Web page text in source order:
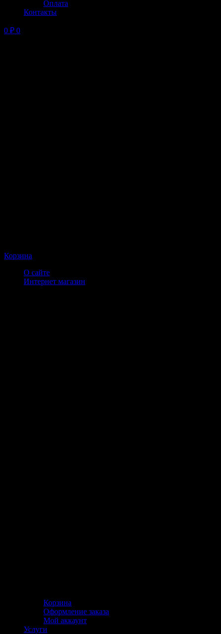
Оплата
Контакты
0 ₽ 0
Корзина
О сайте
Интернет магазин
Корзина
Оформление заказа
Мой аккаунт
Услуги